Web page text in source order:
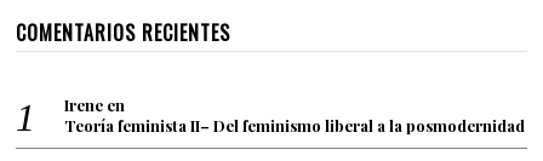
COMENTARIOS RECIENTES
Irene en
Teoría feminista II– Del feminismo liberal a la posmodernidad